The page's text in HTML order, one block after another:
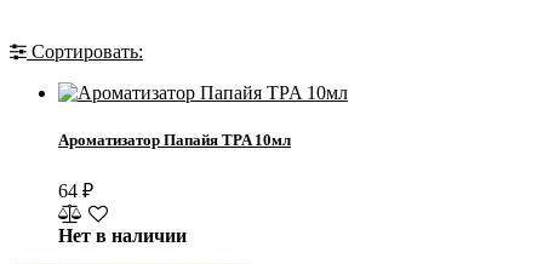
Сортировать:
Ароматизатор Папайя TPA 10мл
64 ₽
Нет в наличии